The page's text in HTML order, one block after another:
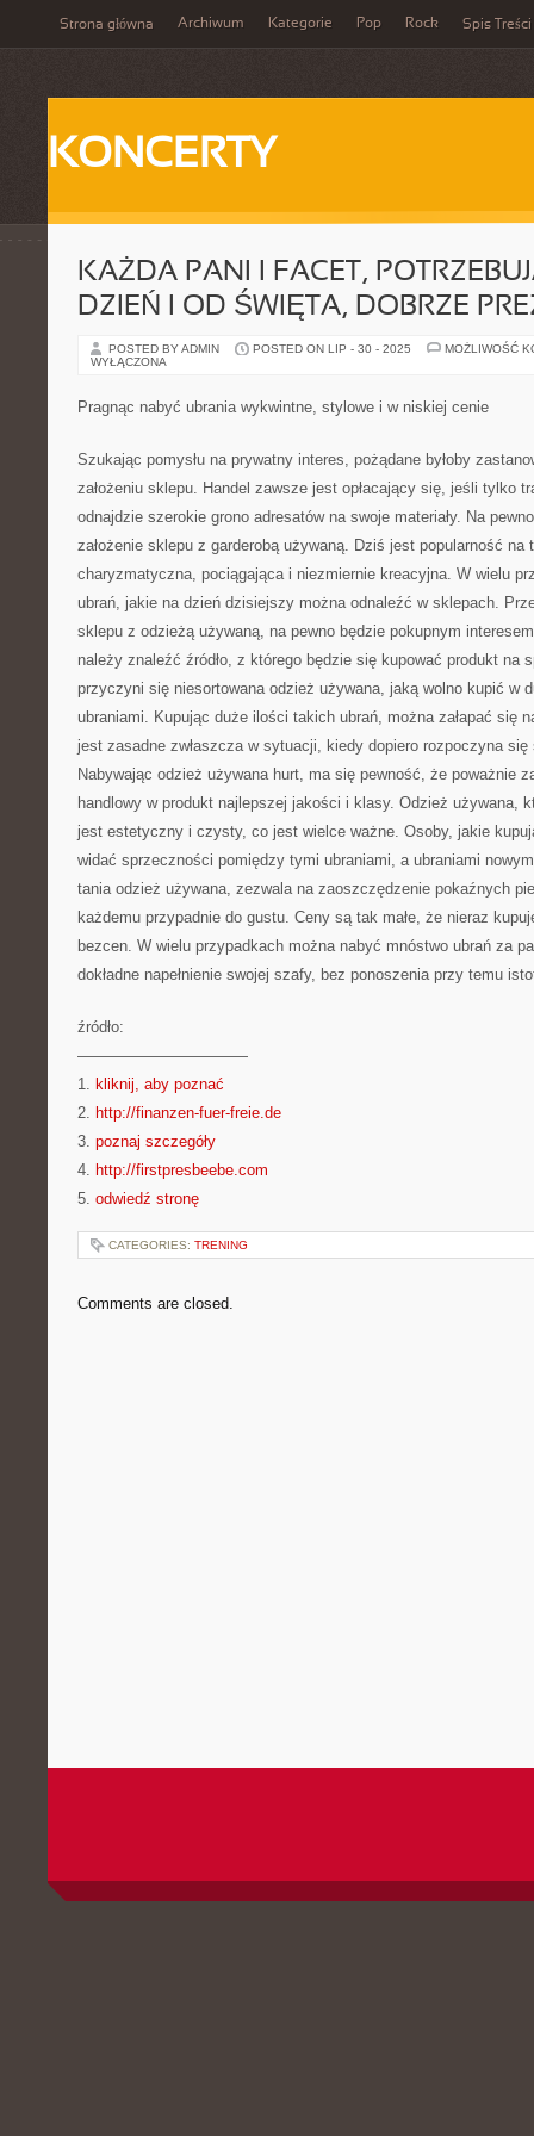
Strona główna Archiwum Kategorie Pop Rock Spis Treści
KONCERTY
KAŻDA PANI I FACET,
DZIEŃ I OD ŚWIĘTA, DOBRZE
POSTED BY ADMIN POSTED ON LIP - 30 - 2025
MOŻLIWOŚĆ
WYŁĄCZONA
Pragnąc nabyć ubrania wykwintne, stylowe i w niskiej cenie
Szukając pomysłu na prywatny interes, pożądane byłoby
założeniu sklepu. Handel zawsze jest opłacający się, jeśli tylko
odnajdzie szerokie grono adresatów na swoje materiały. Na
założenie sklepu z garderobą używaną. Dziś jest popularność
charyzmatyczna, pociągająca i niezmiernie kreacyjna. W wielu
ubrań, jakie na dzień dzisiejszy można odnaleźć w sklepach.
sklepu z odzieżą używaną, na pewno będzie pokupnym
należy znaleźć źródło, z którego będzie się kupować produkt na
przyczyni się niesortowana odzież używana, jaką wolno kupić w
ubraniami. Kupując duże ilości takich ubrań, można załapać się
jest zasadne zwłaszcza w sytuacji, kiedy dopiero rozpoczyna się
Nabywając odzież używana hurt, ma się pewność, że poważnie
handlowy w produkt najlepszej jakości i klasy. Odzież używana,
jest estetyczny i czysty, co jest wielce ważne. Osoby, jakie
widać sprzeczności pomiędzy tymi ubraniami, a ubraniami
tania odzież używana, zezwala na zaoszczędzenie pokaźnych
każdemu przypadnie do gustu. Ceny są tak małe, że nieraz
bezcen. W wielu przypadkach można nabyć mnóstwo ubrań za
dokładne napełnienie swojej szafy, bez ponoszenia przy temu
źródło:
———————————
1. kliknij, aby poznać
2. http://finanzen-fuer-freie.de
3. poznaj szczegóły
4. http://firstpresbeebe.com
5. odwiedź stronę
CATEGORIES: TRENING
Comments are closed.